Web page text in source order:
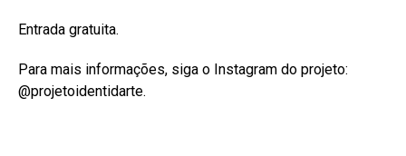
Entrada gratuita.
Para mais informações, siga o Instagram do projeto:
@projetoidentidarte.